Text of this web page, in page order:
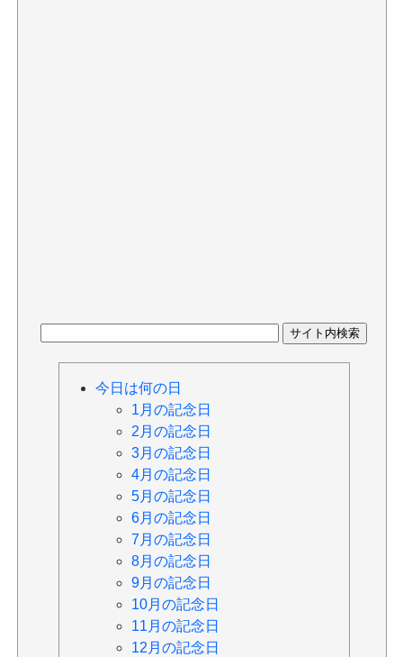
今日は何の日
1月の記念日
2月の記念日
3月の記念日
4月の記念日
5月の記念日
6月の記念日
7月の記念日
8月の記念日
9月の記念日
10月の記念日
11月の記念日
12月の記念日